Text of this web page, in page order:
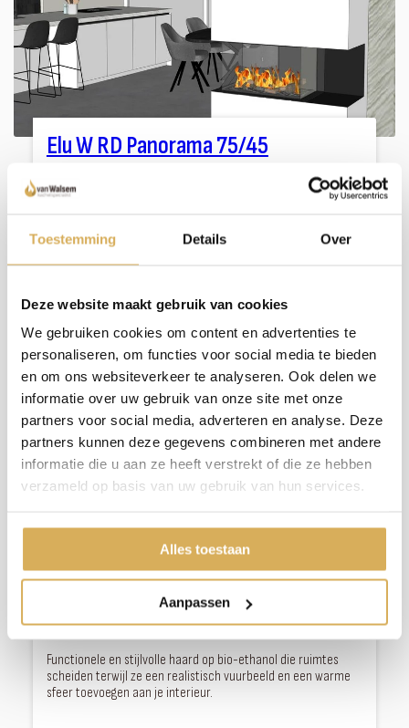
Toestemming Details Over
Deze website maakt gebruik van cookies
We gebruiken cookies om content en advertenties te
personaliseren, om functies voor social media te bieden
en om ons websiteverkeer te analyseren. Ook delen we
informatie over uw gebruik van onze site met onze
partners voor social media, adverteren en analyse. Deze
partners kunnen deze gegevens combineren met andere
informatie die u aan ze heeft verstrekt of die ze hebben
verzameld op basis van uw gebruik van hun services.
Alles toestaan
Aanpassen
Elu W RD Panorama 75/45
Elu-Fire
De Elu W RD Panorama waterdamphaard biedt een breed en
indrukwekkend vuurzicht vanuit meerdere hoeken.
Bekijken
Elu B room divider 95/40
Elu-Fire
Functionele en stijlvolle haard op bio-ethanol die ruimtes
scheiden terwijl ze een realistisch vuurbeeld en een warme
sfeer toevoegen aan je interieur.